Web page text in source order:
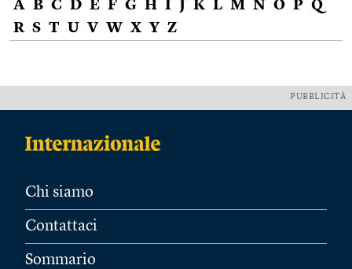
A B C D E F G H I J K L M N O P Q
R S T U V W X Y Z
PUBBLICITÀ
Chi siamo
Contattaci
Sommario